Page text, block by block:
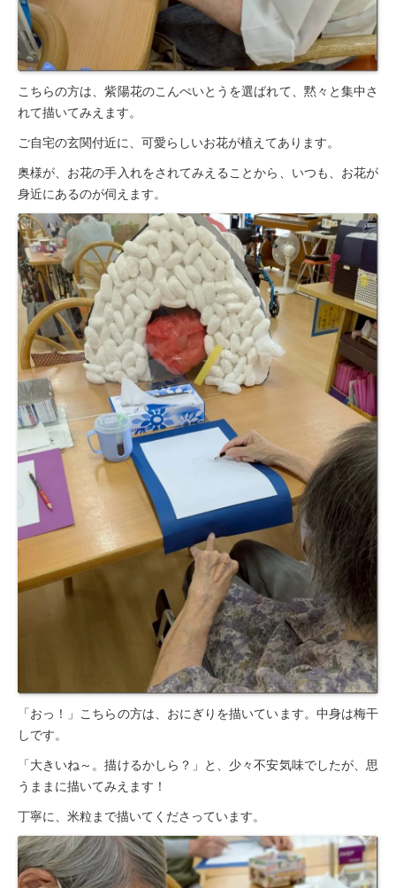
こちらの方は、紫陽花のこんぺいとうを選ばれて、黙々と集中さ
れて描いてみえます。
ご自宅の玄関付近に、可愛らしいお花が植えてあります。
奥様が、お花の手入れをされてみえることから、いつも、お花が
身近にあるのが伺えます。
「おっ！」こちらの方は、おにぎりを描いています。中身は梅干
しです。
「大きいね～。描けるかしら？」と、少々不安気味でしたが、思
うままに描いてみえます！
丁寧に、米粒まで描いてくださっています。